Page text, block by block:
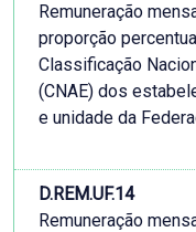
Remuneração
proporção
Classificação
(CNAE) dos
e unidade da
D.REM.UF.14
Remuneração